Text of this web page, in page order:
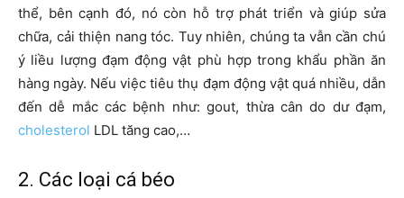
thể, bên cạnh đó, nó còn hỗ trợ phát triển và giúp sửa
chữa, cải thiện nang tóc. Tuy nhiên, chúng ta vẫn cần chú
ý liều lượng đạm động vật phù hợp trong khẩu phần ăn
hàng ngày. Nếu việc tiêu thụ đạm động vật quá nhiều, dẫn
đến dễ mắc các bệnh như: gout, thừa cân do dư đạm,
cholesterol LDL tăng cao,…
2. Các loại cá béo